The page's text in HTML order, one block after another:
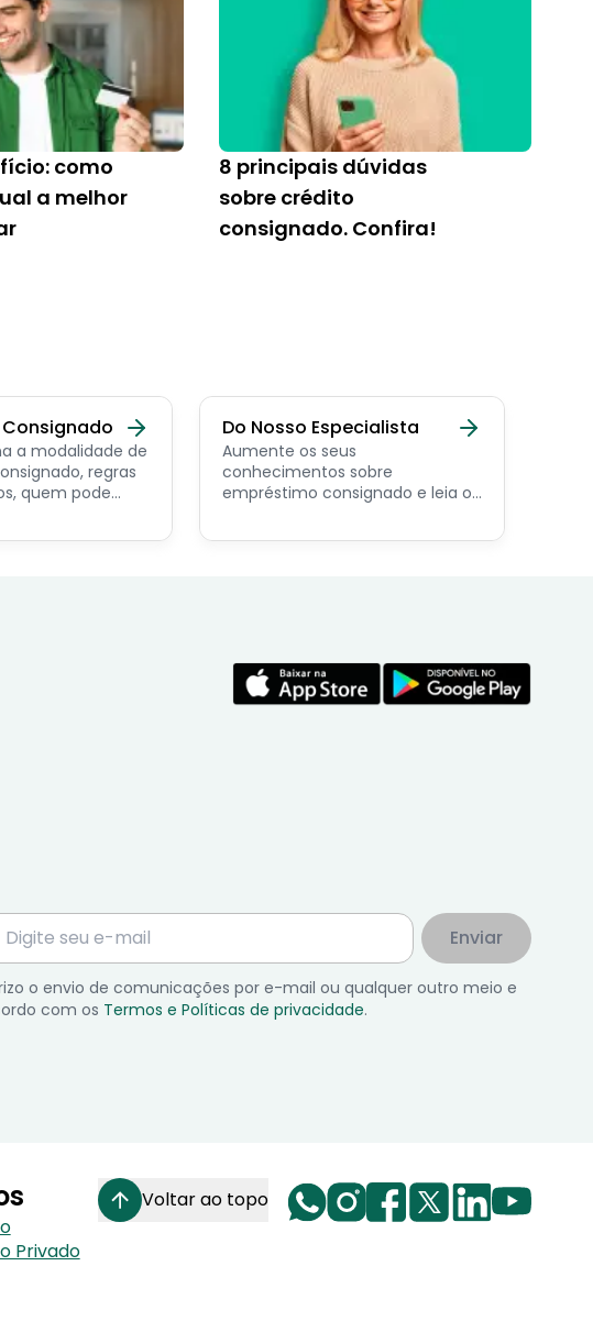
como
a melhor
8 principais dúvidas
sobre crédito
consignado. Confira!
a modalidade de
regras
quem pode
Do Nosso Especialista
Aumente os seus
conhecimentos sobre
empréstimo consignado e leia os
economista especialista no
Enviar
o envio de comunicações por e-mail ou qualquer outro meio e
com os Termos e Políticas de privacidade.
Privado
Voltar ao topo